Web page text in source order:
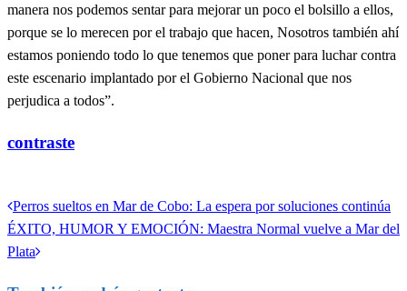
manera nos podemos sentar para mejorar un poco el bolsillo a ellos,
porque se lo merecen por el trabajo que hacen, Nosotros también ahí
estamos poniendo todo lo que tenemos que poner para luchar contra
este escenario implantado por el Gobierno Nacional que nos
perjudica a todos”.
contraste
Navegación
de
entradas
Entrada
anterior
Perros sueltos en Mar de Cobo: La espera por soluciones continúa
Entrada
siguiente
ÉXITO, HUMOR Y EMOCIÓN: Maestra Normal vuelve a Mar del
Plata